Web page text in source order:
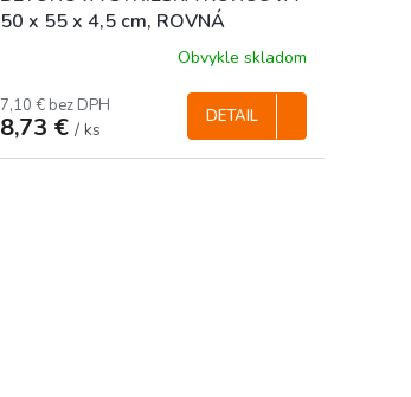
50 x 55 x 4,5 cm, ROVNÁ
Obvykle skladom
7,10 € bez DPH
8,73 € / ks
DETAIL